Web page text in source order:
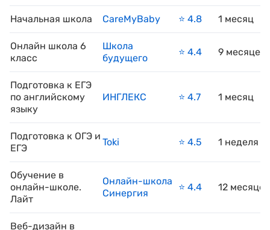
Начальная школа CareMyBaby ⭐️ 4.8 1 месяц
Онлайн школа 6
класс
Школа
будущего
⭐️ 4.4 9 месяцев
Подготовка к ЕГЭ
по английскому
языку
ИНГЛЕКС ⭐️ 4.7 1 месяц
Подготовка к ОГЭ и
ЕГЭ
Toki ⭐️ 4.5 1 неделя
Обучение в
онлайн-школе.
Лайт
Онлайн-школа
Синергия
⭐️ 4.4 12 месяцев
Веб-дизайн в